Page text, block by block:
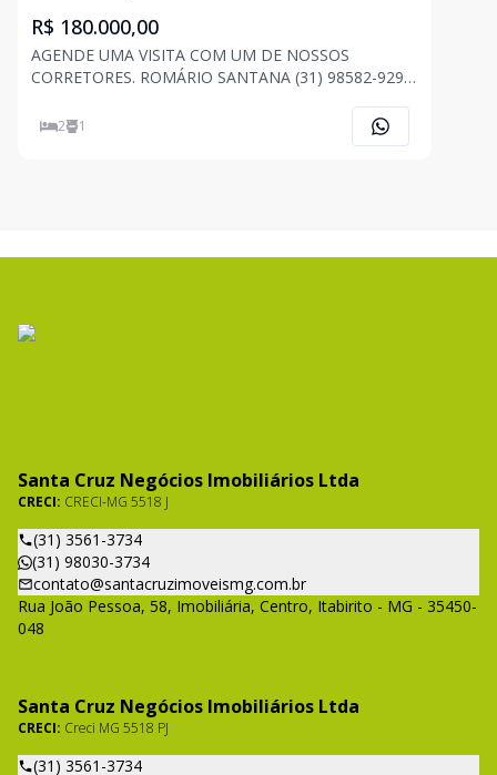
R$ 180.000,00
AGENDE UMA VISITA COM UM DE NOSSOS
CORRETORES. ROMÁRIO SANTANA (31) 98582-9294
ASSIS (31) 98565-1205 . . . OBS: Imóvel sujeito a
alteração de preço, descrição e disponibilidade a
2 1
Santa Cruz Negócios Imobiliários Ltda
CRECI: CRECI-MG 5518 J
(31) 3561-3734
(31) 98030-3734
contato@santacruzimoveismg.com.br
Rua João Pessoa, 58, Imobiliária, Centro, Itabirito - MG - 35450-
048
Santa Cruz Negócios Imobiliários Ltda
CRECI: Creci MG 5518 PJ
(31) 3561-3734